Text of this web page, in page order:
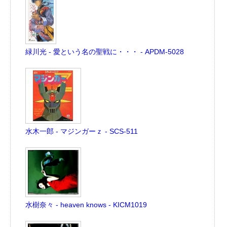
緑川光 - 愛という名の聖戦に・・・ - APDM-5028
水木一郎 - マジンガーｚ - SCS-511
水樹奈々 - heaven knows - KICM1019